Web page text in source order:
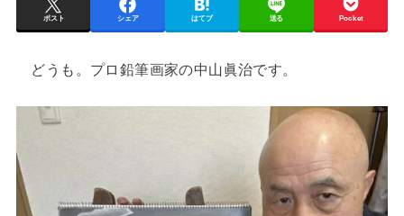
ポスト シェア はてブ 送る Pocket
どうも。プロ鉛筆画家の中山眞治です。